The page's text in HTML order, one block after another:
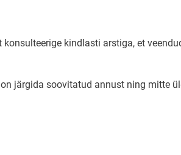
kindlasti arstiga, et
järgida soovitatud annust ning mitte